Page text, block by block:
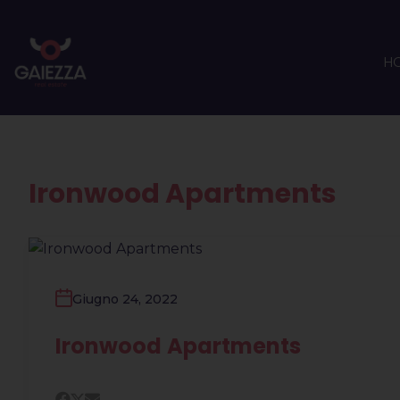
Ironwood Apartments
Giugno 24, 2022
Ironwood Apartments